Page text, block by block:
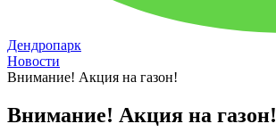
Дендропарк
Новости
Внимание! Акция на газон!
Внимание! Акция на газон!